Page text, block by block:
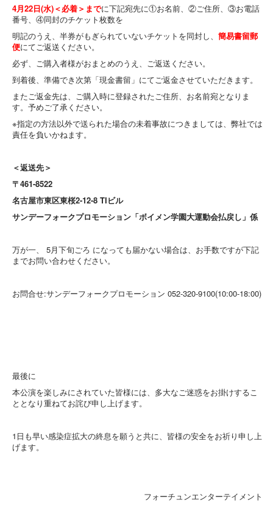
4月22日(水)＜必着＞までに下記宛先に①お名前、②ご住所、③お電話
番号、④同封のチケット枚数を
明記のうえ、半券がもぎられていないチケットを同封し、 簡易書留郵
便にてご返送ください。
必ず、ご購入者様がおまとめのうえ、ご返送ください。
到着後、準備でき次第「現金書留」にてご返金させていただきます。
またご返金先は、ご購入時に登録されたご住所、お名前宛となりま
す。予めご了承ください。
※指定の方法以外で送られた場合の未着事故につきましては、弊社では
責任を負いかねます。
＜返送先＞
〒461-8522
名古屋市東区東桜2-12-8 TIビル
サンデーフォークプロモーション「ボイメン学園大運動会払戻し」係
万が一、 5月下旬ごろ になっても届かない場合は、お手数ですが下記
までお問い合わせください。
お問合せ:サンデーフォークプロモーション 052-320-9100(10:00-18:00)
最後に
本公演を楽しみにされていた皆様には、多大なご迷惑をお掛けするこ
ととなり重ねてお詫び申し上げます。
1日も早い感染症拡大の終息を願うと共に、皆様の安全をお祈り申し上
げます。
フォーチュンエンターテイメント